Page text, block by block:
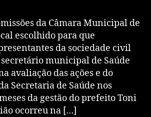
da Câmara Municipal de
escolhido para que
da sociedade civil
municipal de Saúde
avaliação das ações e do
Secretaria de Saúde nos
da gestão do prefeito Toni
ocorreu na […]